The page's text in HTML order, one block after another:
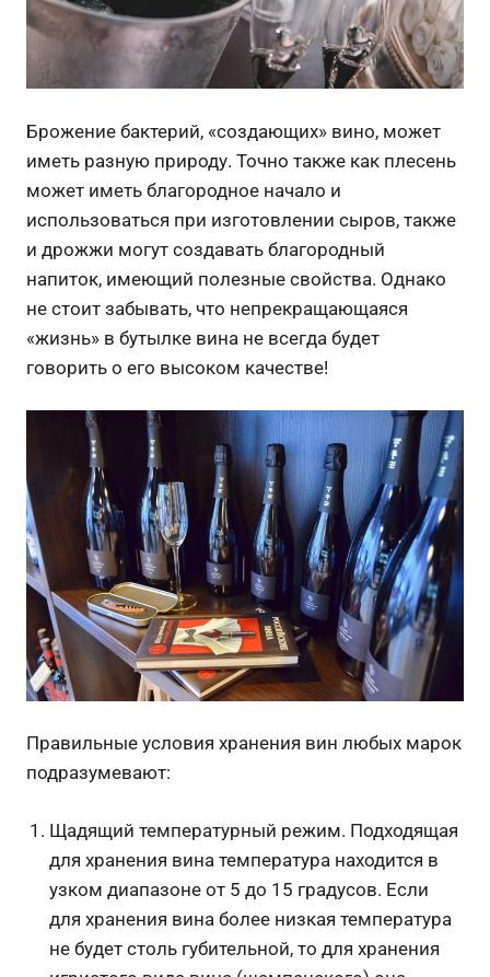
Брожение бактерий, «создающих» вино, может
иметь разную природу. Точно также как плесень
может иметь благородное начало и
использоваться при изготовлении сыров, также
и дрожжи могут создавать благородный
напиток, имеющий полезные свойства. Однако
не стоит забывать, что непрекращающаяся
«жизнь» в бутылке вина не всегда будет
говорить о его высоком качестве!
Правильные условия хранения вин любых марок
подразумевают:
Щадящий температурный режим. Подходящая
для хранения вина температура находится в
узком диапазоне от 5 до 15 градусов. Если
для хранения вина более низкая температура
не будет столь губительной, то для хранения